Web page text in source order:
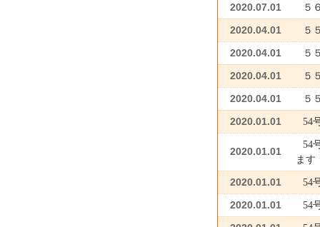
2020.07.01 ５
2020.04.01 ５
2020.04.01 ５
2020.04.01 ５
2020.04.01 ５
2020.01.01 54
2020.01.01
54
ます
2020.01.01 54
2020.01.01 54